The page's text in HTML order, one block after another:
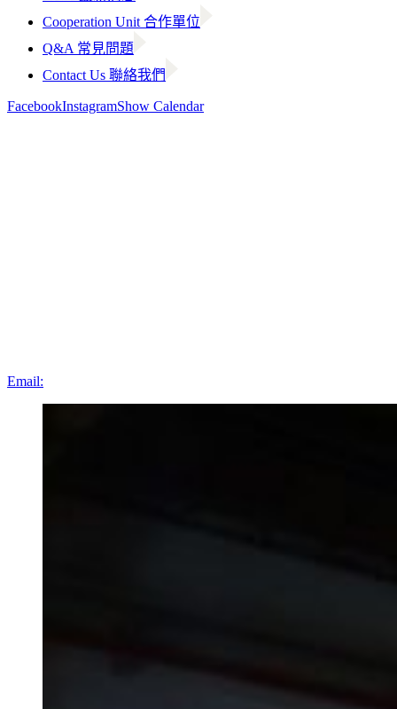
Cooperation Unit 合作單位
Q&A 常見問題
Contact Us 聯絡我們
FacebookInstagramShow Calendar
Email: